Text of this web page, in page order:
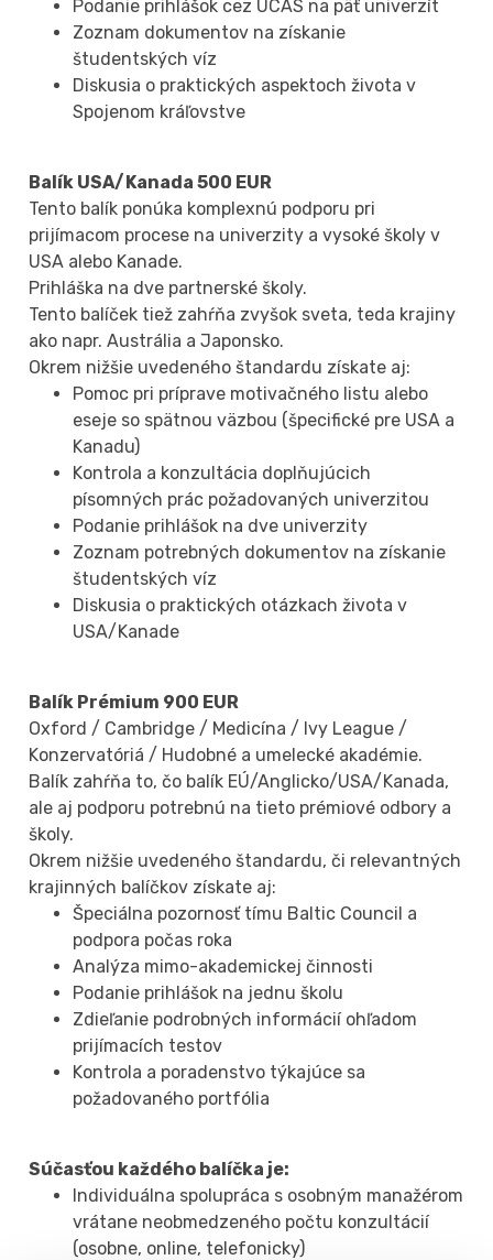
Podanie prihlášok cez UCAS na päť univerzít
Zoznam dokumentov na získanie
študentských víz
Diskusia o praktických aspektoch života v
Spojenom kráľovstve
Balík USA/Kanada 500 EUR
Tento balík ponúka komplexnú podporu pri
prijímacom procese na univerzity a vysoké školy v
USA alebo Kanade.
Prihláška na dve partnerské školy.
Tento balíček tiež zahŕňa zvyšok sveta, teda krajiny
ako napr. Austrália a Japonsko.
Okrem nižšie uvedeného štandardu získate aj:
Pomoc pri príprave motivačného listu alebo
eseje so spätnou väzbou (špecifické pre USA a
Kanadu)
Kontrola a konzultácia doplňujúcich
písomných prác požadovaných univerzitou
Podanie prihlášok na dve univerzity
Zoznam potrebných dokumentov na získanie
študentských víz
Diskusia o praktických otázkach života v
USA/Kanade
Balík Prémium 900 EUR
Oxford / Cambridge / Medicína / Ivy League /
Konzervatóriá / Hudobné a umelecké akadémie.
Balík zahŕňa to, čo balík EÚ/Anglicko/USA/Kanada,
ale aj podporu potrebnú na tieto prémiové odbory a
školy.
Okrem nižšie uvedeného štandardu, či relevantných
krajinných balíčkov získate aj:
Špeciálna pozornosť tímu Baltic Council a
podpora počas roka
Analýza mimo-akademickej činnosti
Podanie prihlášok na jednu školu
Zdieľanie podrobných informácií ohľadom
prijímacích testov
Kontrola a poradenstvo týkajúce sa
požadovaného portfólia
Súčasťou každého balíčka je:
Individuálna spolupráca s osobným manažérom
vrátane neobmedzeného počtu konzultácií
(osobne, online, telefonicky)